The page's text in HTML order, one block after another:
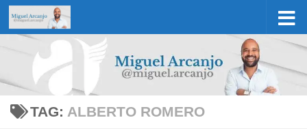
Skip to content
TAG: ALBERTO ROMERO